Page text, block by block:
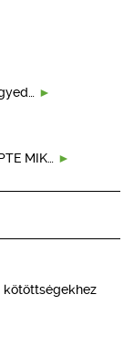
MIK…
kötöttségekhez